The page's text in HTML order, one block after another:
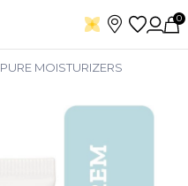
0
PURE MOISTURIZERS